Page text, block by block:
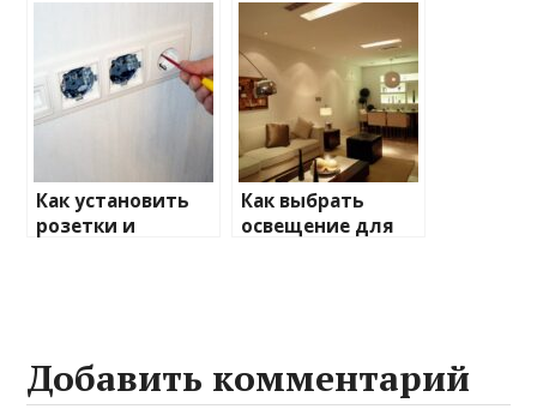
Как установить
розетки и
Как выбрать
освещение для
Добавить комментарий